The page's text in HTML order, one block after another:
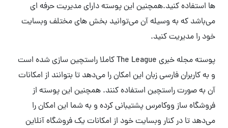
ها استفاده کنید.همچنین این پوسته دارای مدیریت حرفه ای
می‌باشد که به وسیله آن می‌توانید بخش های مختلف وبسایت
خود را مدیریت کنید.
پوسته مجله خبری The League کاملا راستچین سازی شده است
و به کاربران فارسی زبان این امکان را می‌دهد تا بتوانند از امکانات
آن به صورت راستچین استفاده کنند. همچنین این پوسته از
فروشگاه ساز ووکامرس پشتیبانی کرده و به شما این امکان را
می‌دهد تا در کنار وبسایت خود از امکانات یک فروشگاه آنلاین